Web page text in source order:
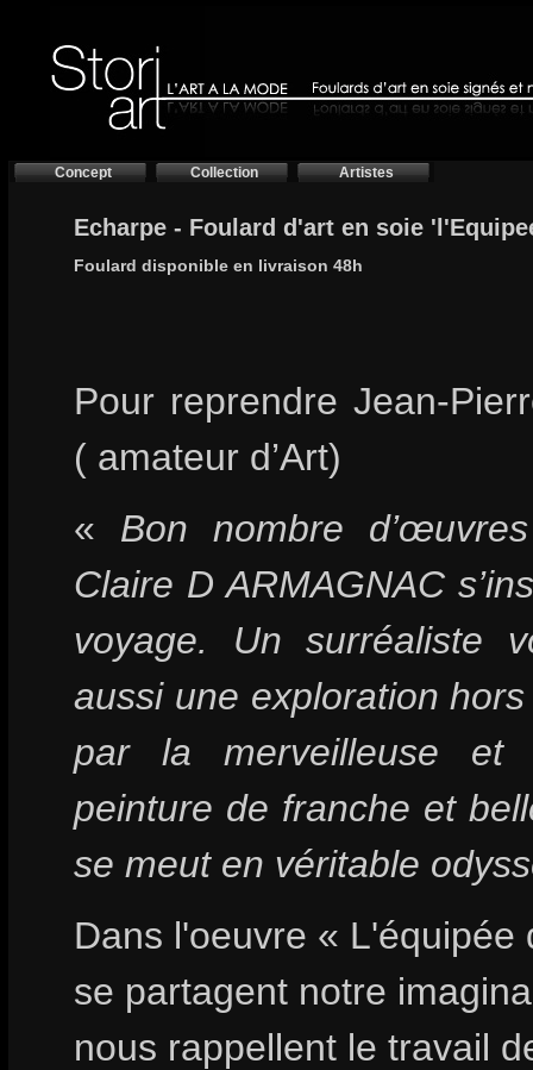
Concept Collection Artistes
Echarpe - Foulard d'art en soie
Foulard disponible en livraison 48h
Pour reprendre Jean-
( amateur d’Art)
« Bon nombre
Claire D ARMAGNAC
voyage. Un surréaliste
aussi une exploration
par la merveilleuse et
peinture de franche et
se meut en véritable
Dans l'oeuvre «
se partagent notre
nous rappellent le travail